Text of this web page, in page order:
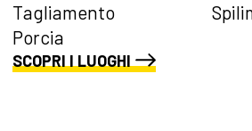
Tagliamento
Porcia
SCOPRI I LUOGHI